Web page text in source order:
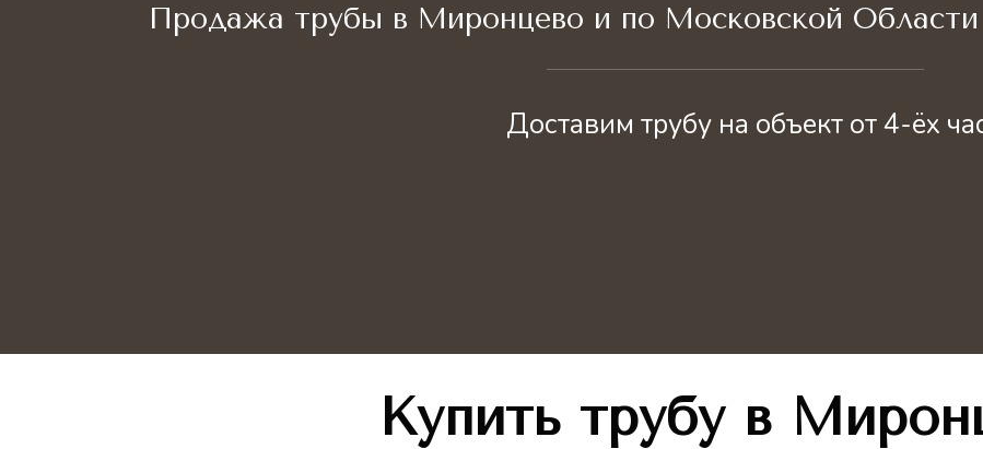
Продажа трубы в Миронцево и по Московской Области
Доставим трубу на объект от 4-ёх
Купить трубу в